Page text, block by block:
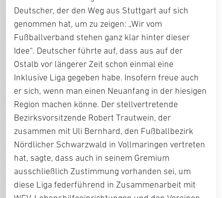
Deutscher, der den Weg aus Stuttgart auf sich
genommen hat, um zu zeigen: „Wir vom
Fußballverband stehen ganz klar hinter dieser
Idee“. Deutscher führte auf, dass aus auf der
Ostalb vor längerer Zeit schon einmal eine
Inklusive Liga gegeben habe. Insofern freue auch
er sich, wenn man einen Neuanfang in der hiesigen
Region machen könne. Der stellvertretende
Bezirksvorsitzende Robert Trautwein, der
zusammen mit Uli Bernhard, den Fußballbezirk
Nördlicher Schwarzwald in Vollmaringen vertreten
hat, sagte, dass auch in seinem Gremium
ausschließlich Zustimmung vorhanden sei, um
diese Liga federführend in Zusammenarbeit mit